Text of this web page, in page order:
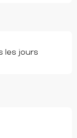
les jours